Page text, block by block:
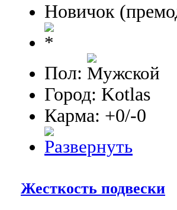
Новичок
Пол:
Город: Kotlas
Карма: +0/-0
Жесткость подвески